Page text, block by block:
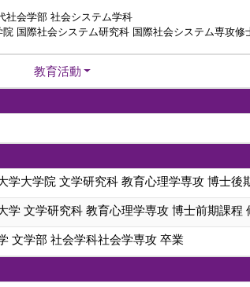
社会学部 社会システム学科
院 国際社会システム研究科 国際社会システム専攻修
教育活動
学大学院 文学研究科 教育心理学専攻 博士後
学 文学研究科 教育心理学専攻 博士前期課程
文学部 社会学科社会学専攻 卒業